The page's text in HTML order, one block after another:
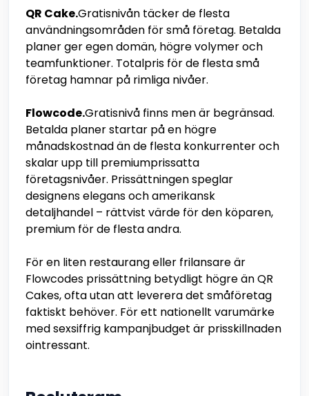
QR Cake.Gratisnivån täcker de flesta
användningsområden för små företag. Betalda
planer ger egen domän, högre volymer och
teamfunktioner. Totalpris för de flesta små
företag hamnar på rimliga nivåer.
Flowcode.Gratisnivå finns men är begränsad.
Betalda planer startar på en högre
månadskostnad än de flesta konkurrenter och
skalar upp till premiumprissatta
företagsnivåer. Prissättningen speglar
designens elegans och amerikansk
detaljhandel – rättvist värde för den köparen,
premium för de flesta andra.
För en liten restaurang eller frilansare är
Flowcodes prissättning betydligt högre än QR
Cakes, ofta utan att leverera det småföretag
faktiskt behöver. För ett nationellt varumärke
med sexsiffrig kampanjbudget är prisskillnaden
ointressant.